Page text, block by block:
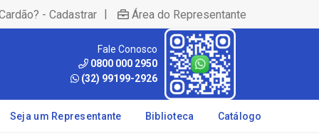
- Cadastrar | Área do Representante
Fale Conosco
0800 000 2950
(32) 99199-2926
Seja um Representante Biblioteca Catálogo